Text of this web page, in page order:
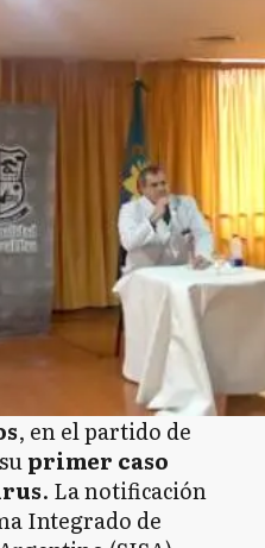
, en el partido de
primer caso
. La notificación
Integrado de